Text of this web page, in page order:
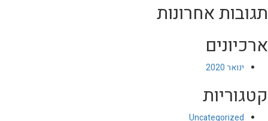
תגובות אחרונות
ארכיונים
ינואר 2020
קטגוריות
Uncategorized